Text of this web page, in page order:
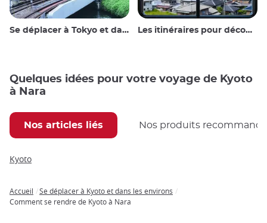
Se déplacer à Tokyo et dans les environs Les itinéraires pour découvrir le Japon
Quelques idées pour votre voyage de Kyoto
à Nara
Nos articles liés Nos produits
Kyoto
Breadcrumb
Accueil
Se déplacer à Kyoto et dans les environs
Comment se rendre de Kyoto à Nara